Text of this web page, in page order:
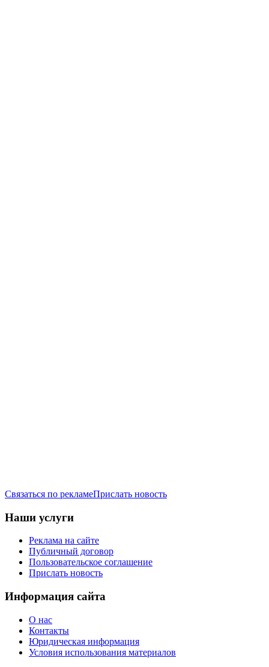
Связаться по рекламеПрислать новость
Наши услуги
Реклама на сайте
Публичный договор
Пользовательское соглашение
Прислать новость
Информация сайта
О нас
Контакты
Юридическая информация
Условия использования материалов